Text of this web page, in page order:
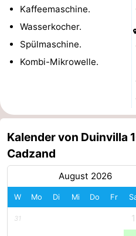
-
Zeeland
Kaffeemaschine.
Wasserkocher.
Spülmaschine.
Kombi-Mikrowelle.
Kalender von Duinvilla
Cadzand
August 2026
W Mo Di Mi Do Fr
31 1